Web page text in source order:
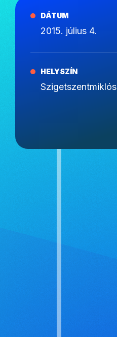
DÁTUM
2015. július 4.
HELYSZÍN
Szigetszentmiklós